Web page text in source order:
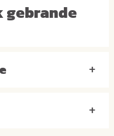
zodra u over de markt
smaak aan de
+
+